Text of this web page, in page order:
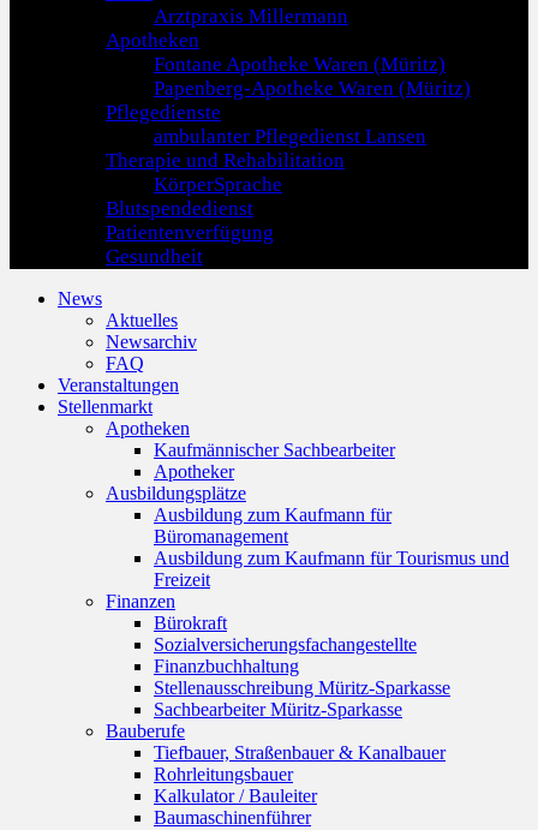
Arztpraxis Millermann
Apotheken
Fontane Apotheke Waren (Müritz)
Papenberg-Apotheke Waren (Müritz)
Pflegedienste
ambulanter Pflegedienst Lansen
Therapie und Rehabilitation
KörperSprache
Blutspendedienst
Patientenverfügung
Gesundheit
News
Aktuelles
Newsarchiv
FAQ
Veranstaltungen
Stellenmarkt
Apotheken
Kaufmännischer Sachbearbeiter
Apotheker
Ausbildungsplätze
Ausbildung zum Kaufmann für
Büromanagement
Ausbildung zum Kaufmann für Tourismus und
Freizeit
Finanzen
Bürokraft
Sozialversicherungsfachangestellte
Finanzbuchhaltung
Stellenausschreibung Müritz-Sparkasse
Sachbearbeiter Müritz-Sparkasse
Bauberufe
Tiefbauer, Straßenbauer & Kanalbauer
Rohrleitungsbauer
Kalkulator / Bauleiter
Baumaschinenführer